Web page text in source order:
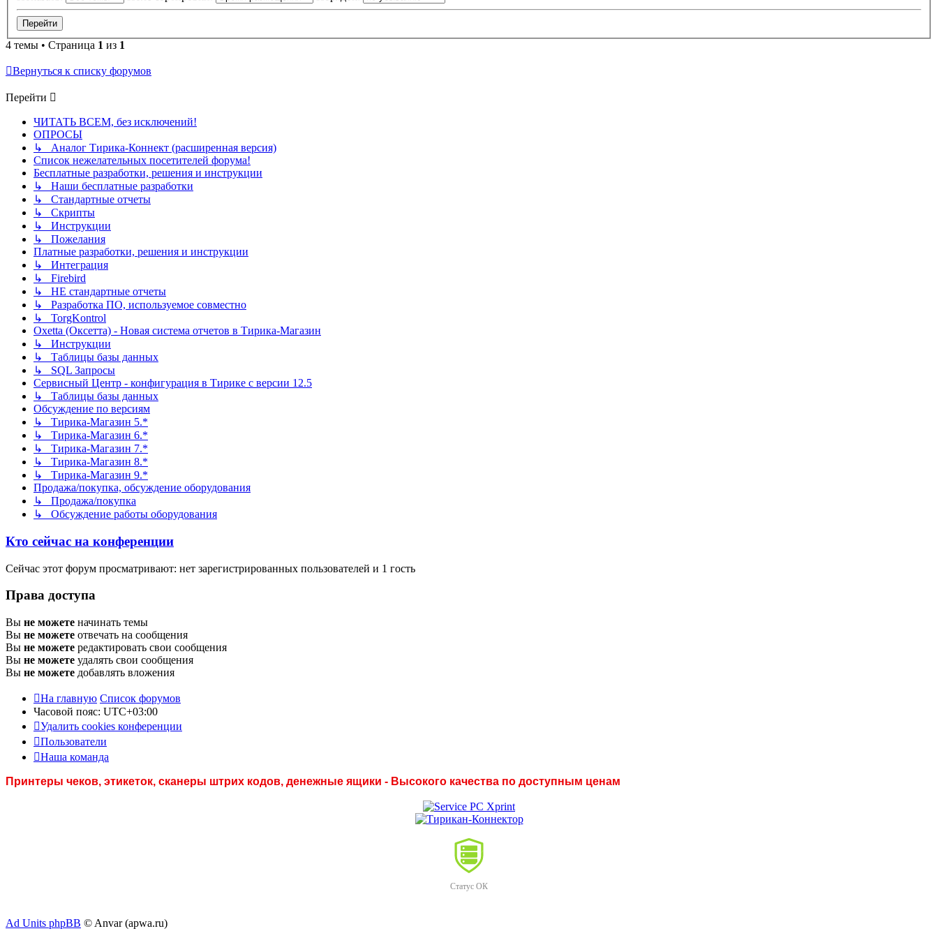
4 темы • Страница 1 из 1
Вернуться к списку форумов
Перейти
ЧИТАТЬ ВСЕМ, без исключений!
ОПРОСЫ
↳ Аналог Тирика-Коннект (расширенная версия)
Список нежелательных посетителей форума!
Бесплатные разработки, решения и инструкции
↳ Наши бесплатные разработки
↳ Стандартные отчеты
↳ Скрипты
↳ Инструкции
↳ Пожелания
Платные разработки, решения и инструкции
↳ Интеграция
↳ Firebird
↳ НЕ стандартные отчеты
↳ Разработка ПО, используемое совместно
↳ TorgKontrol
Oxetta (Оксетта) - Новая система отчетов в Тирика-Магазин
↳ Инструкции
↳ Таблицы базы данных
↳ SQL Запросы
Сервисный Центр - конфигурация в Тирике с версии 12.5
↳ Таблицы базы данных
Обсуждение по версиям
↳ Тирика-Магазин 5.*
↳ Тирика-Магазин 6.*
↳ Тирика-Магазин 7.*
↳ Тирика-Магазин 8.*
↳ Тирика-Магазин 9.*
Продажа/покупка, обсуждение оборудования
↳ Продажа/покупка
↳ Обсуждение работы оборудования
Кто сейчас на конференции
Сейчас этот форум просматривают: нет зарегистрированных пользователей и 1 гость
Права доступа
Вы не можете начинать темы
Вы не можете отвечать на сообщения
Вы не можете редактировать свои сообщения
Вы не можете удалять свои сообщения
Вы не можете добавлять вложения
На главную Список форумов
Часовой пояс: UTC+03:00
Удалить cookies конференции
Пользователи
Наша команда
Принтеры чеков, этикеток, сканеры штрих кодов, денежные ящики - Высокого качества по доступным ценам
Статус ОК
Ad Units phpBB © Anvar (apwa.ru)